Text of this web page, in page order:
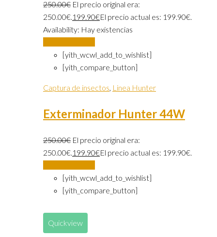
250.00€ El precio original era:
250.00€.199.90€El precio actual es: 199.90€.
Availability: Hay existencias
[yith_wcwl_add_to_wishlist]
[yith_compare_button]
Captura de insectos, Linea Hunter
Exterminador Hunter 44W
250.00€ El precio original era:
250.00€.199.90€El precio actual es: 199.90€.
[yith_wcwl_add_to_wishlist]
[yith_compare_button]
Quickview